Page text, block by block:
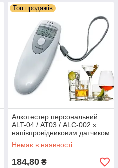
Топ продажів
Алкотестер персональний
ALT-04 / АТ03 / ALC-002 з
напівпровідниковим датчиком
Немає в наявності
184,80 ₴